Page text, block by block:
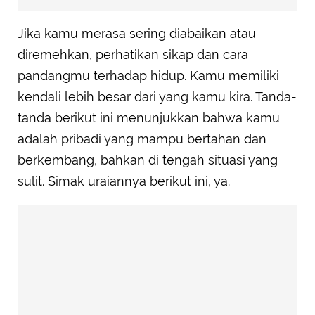
Jika kamu merasa sering diabaikan atau
diremehkan, perhatikan sikap dan cara
pandangmu terhadap hidup. Kamu memiliki
kendali lebih besar dari yang kamu kira. Tanda-
tanda berikut ini menunjukkan bahwa kamu
adalah pribadi yang mampu bertahan dan
berkembang, bahkan di tengah situasi yang
sulit. Simak uraiannya berikut ini, ya.